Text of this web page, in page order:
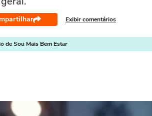
Exibir comentários
de Sou Mais Bem Estar